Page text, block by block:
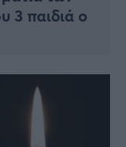
3 παιδιά ο